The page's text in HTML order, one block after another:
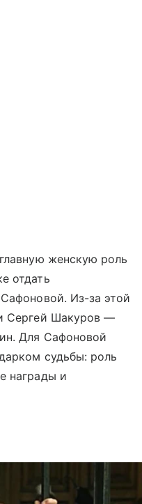
женскую роль
отдать
Из-за этой
Сергей Шакуров —
Для Сафоновой
судьбы: роль
награды и